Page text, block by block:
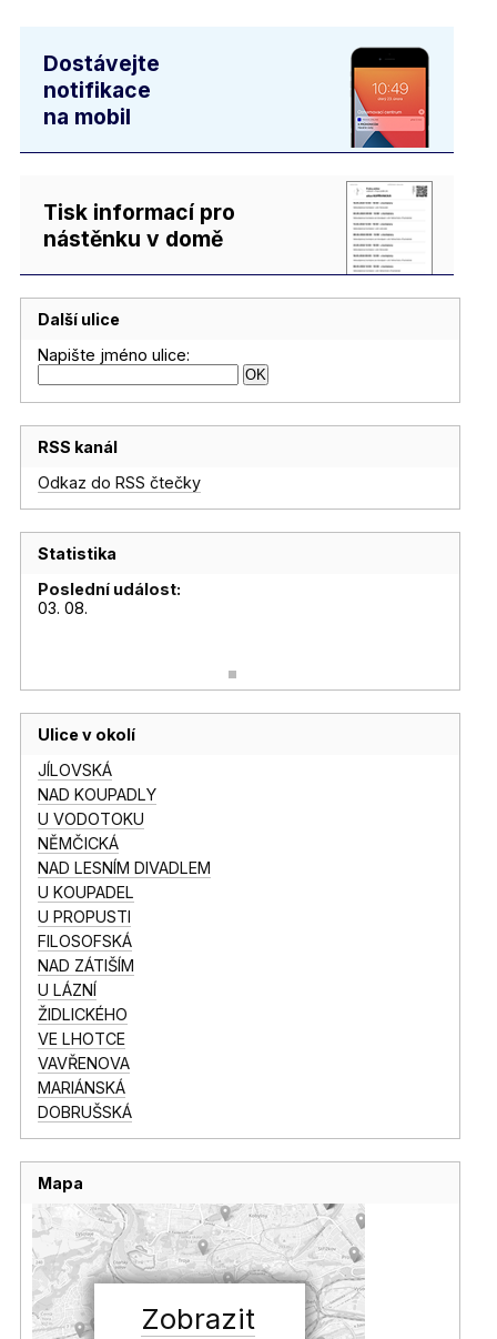
Dostávejte
notifikace
na mobil
Tisk informací pro
nástěnku v domě
Další ulice
Napište jméno ulice:
RSS kanál
Odkaz do RSS čtečky
Statistika
Poslední událost:
03. 08.
Ulice v okolí
JÍLOVSKÁ
NAD KOUPADLY
U VODOTOKU
NĚMČICKÁ
NAD LESNÍM DIVADLEM
U KOUPADEL
U PROPUSTI
FILOSOFSKÁ
NAD ZÁTIŠÍM
U LÁZNÍ
ŽIDLICKÉHO
VE LHOTCE
VAVŘENOVA
MARIÁNSKÁ
DOBRUŠSKÁ
Mapa
Zobrazit